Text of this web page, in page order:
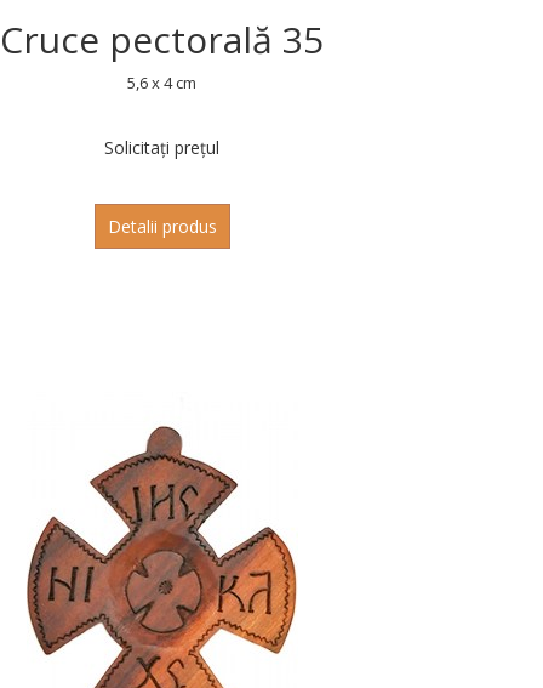
Cruce pectorală 35
5,6 x 4 cm
Solicitați prețul
Detalii produs